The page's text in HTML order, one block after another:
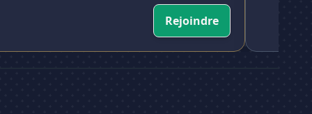
Rejoindre